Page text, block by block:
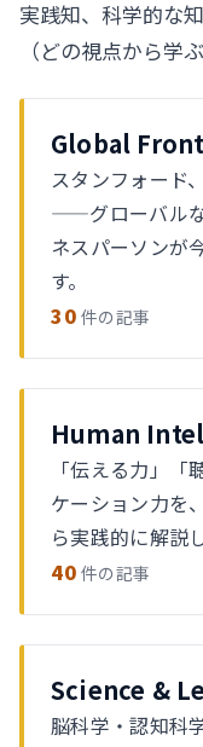
実践知、科学的な
（どの視点から学
Global
スタンフォード
——グローバル
ネスパーソンが
す。
30 件の記事
Human
「伝える力」
ケーション力を
ら実践的に解説
40 件の記事
Science &
脳科学・認知科